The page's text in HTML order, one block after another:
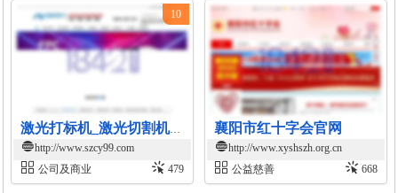
激光打标机_激光切割机-深圳超越激光自动化激光设备制造商
http://www.szcy99.com
公司及商业
479
10
襄阳市红十字会官网
http://www.xyshszh.org.cn
公益慈善
668